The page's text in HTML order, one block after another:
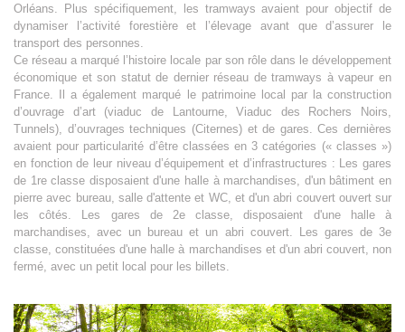
Orléans. Plus spécifiquement, les tramways avaient pour objectif de
dynamiser l’activité forestière et l’élevage avant que d’assurer le
transport des personnes.
Ce réseau a marqué l’histoire locale par son rôle dans le développement
économique et son statut de dernier réseau de tramways à vapeur en
France. Il a également marqué le patrimoine local par la construction
d’ouvrage d’art (viaduc de Lantourne, Viaduc des Rochers Noirs,
Tunnels), d’ouvrages techniques (Citernes) et de gares. Ces dernières
avaient pour particularité d’être classées en 3 catégories (« classes »)
en fonction de leur niveau d’équipement et d’infrastructures : Les gares
de 1re classe disposaient d'une halle à marchandises, d'un bâtiment en
pierre avec bureau, salle d'attente et WC, et d'un abri couvert ouvert sur
les côtés. Les gares de 2e classe, disposaient d'une halle à
marchandises, avec un bureau et un abri couvert. Les gares de 3e
classe, constituées d'une halle à marchandises et d'un abri couvert, non
fermé, avec un petit local pour les billets.